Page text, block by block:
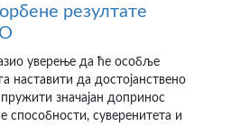
резултате
уверење да ће особље
наставити да достојанствено
значајан допринос
способности, суверенитета и